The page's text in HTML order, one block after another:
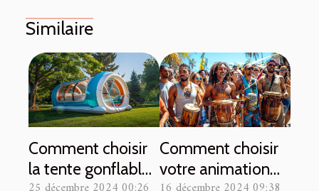
Similaire
Comment choisir
la tente gonflable
Comment choisir
votre animation